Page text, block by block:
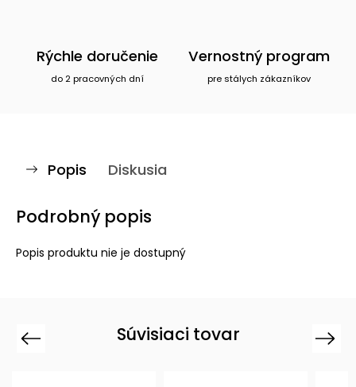
Rýchle doručenie
do 2 pracovných dní
Vernostný program
pre stálych zákazníkov
Popis Diskusia
Podrobný popis
Popis produktu nie je dostupný
Súvisiaci tovar
Previous Next